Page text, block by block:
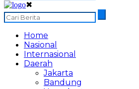
✖
Home
Nasional
Internasional
Daerah
Jakarta
Bandung